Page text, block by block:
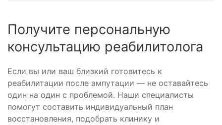
Получите персональную
консультацию реабилитолога
Если вы или ваш близкий готовитесь к
реабилитации после ампутации — не оставайтесь
один на один с проблемой. Наши специалисты
помогут составить индивидуальный план
восстановления, подобрать клинику и